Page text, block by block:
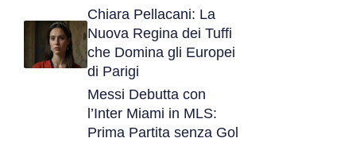
Chiara Pellacani: La
Nuova Regina dei Tuffi
che Domina gli Europei
di Parigi
Messi Debutta con
l’Inter Miami in MLS:
Prima Partita senza Gol